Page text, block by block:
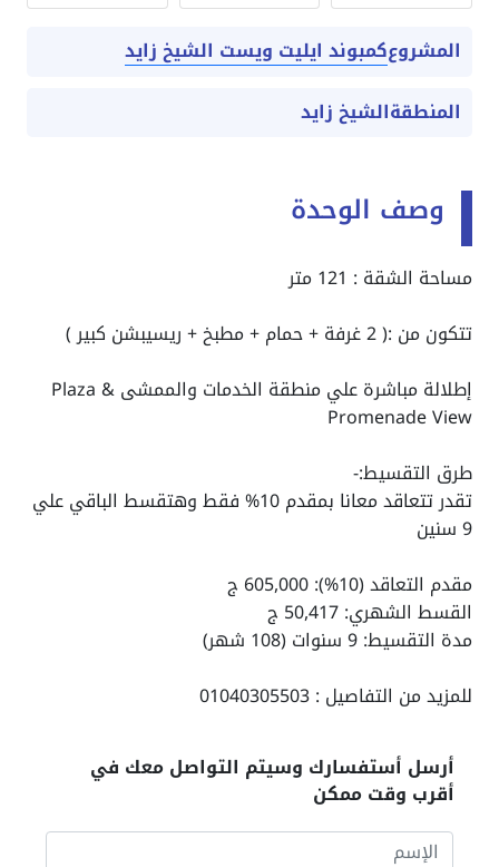
المشروعكمبوند ايليت ويست الشيخ زايد
المنطقةالشيخ زايد
وصف الوحدة
مساحة الشقة : 121 متر
تتكون من :( 2 غرفة + حمام + مطبخ + ريسيبشن كبير )
إطلالة مباشرة علي منطقة الخدمات والممشى Plaza &
Promenade View
طرق التقسيط:-
تقدر تتعاقد معانا بمقدم 10% فقط وهتقسط الباقي علي
9 سنين
مقدم التعاقد (10%): 605,000 ج
القسط الشهري: 50,417 ج
مدة التقسيط: 9 سنوات (108 شهر)
للمزيد من التفاصيل : 01040305503
أرسل أستفسارك وسيتم التواصل معك في
أقرب وقت ممكن